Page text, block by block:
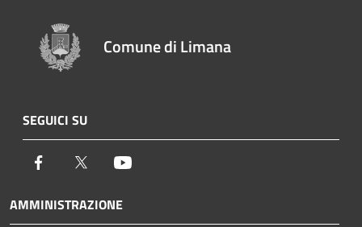
Comune di Limana
SEGUICI SU
Facebook Twitter
AMMINISTRAZIONE